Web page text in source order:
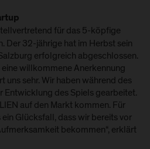
für das 5-köpfige
Der 32-jährige hat im Herbst sein
erfolgreich abgeschlossen.
willkommene Anerkennung
uns sehr. Wir haben während des
Entwicklung des Spiels gearbeitet.
auf den Markt kommen. Für
Glücksfall, dass wir bereits vor
bekommen“, erklärt